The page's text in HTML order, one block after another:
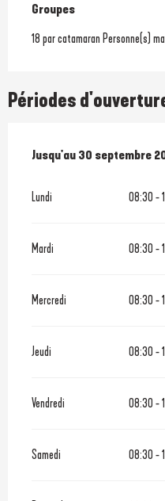
Groupes
Groupes
18 par catamaran Personne(s)
Périodes
Du1 avril 2026au30
Jusqu'au 30 septembre
Lundi 08:30 -
Mardi 08:30 -
Mercredi 08:30 -
Jeudi 08:30 -
Vendredi 08:30 -
Samedi 08:30 -